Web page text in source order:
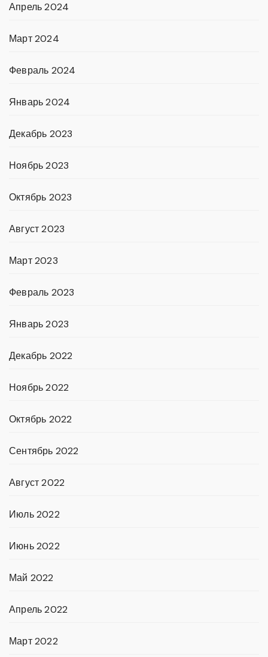
Апрель 2024
Март 2024
Февраль 2024
Январь 2024
Декабрь 2023
Ноябрь 2023
Октябрь 2023
Август 2023
Март 2023
Февраль 2023
Январь 2023
Декабрь 2022
Ноябрь 2022
Октябрь 2022
Сентябрь 2022
Август 2022
Июль 2022
Июнь 2022
Май 2022
Апрель 2022
Март 2022